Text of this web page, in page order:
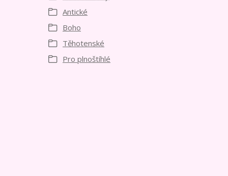
Antické
Boho
Těhotenské
Pro plnoštíhlé